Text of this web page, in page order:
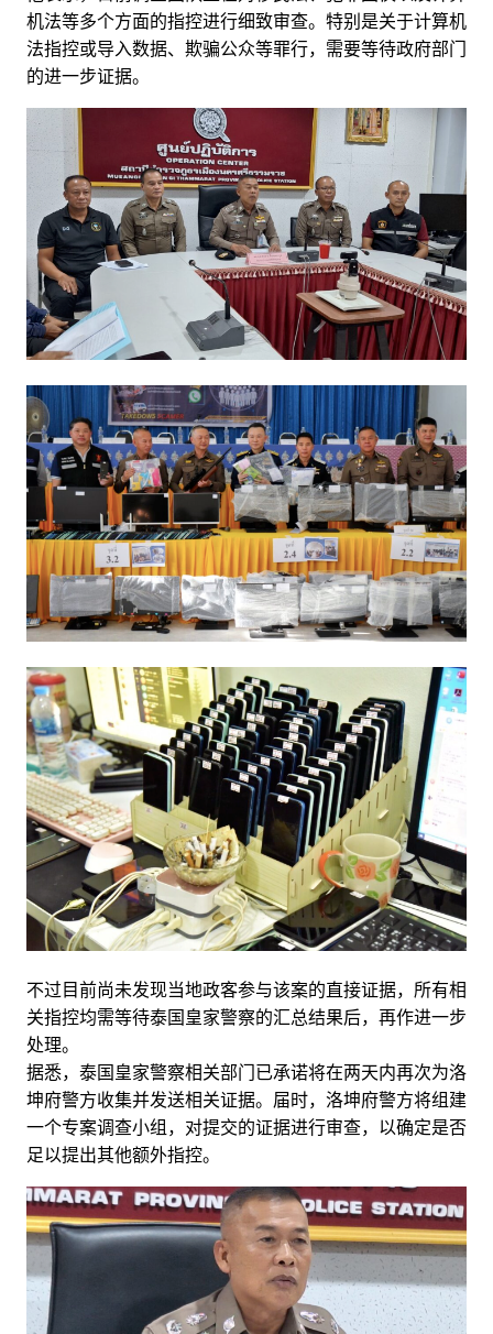
机法等多个方面的指控进行细致审查。 特别是关于计算机
法指控或导入数据、欺骗公众等罪行，需要等待政府部门
的进一步证据。
不过目前尚未发现当地政客参与该案的直接证据，所有相
关指控均需等待泰国皇家警察的汇总结果后，再作进一步
处理。
据悉，泰国皇家警察相关部门已承诺将在两天内再次为洛
坤府警方收集并发送相关证据。届时，洛坤府警方将组建
一个专案调查小组，对提交的证据进行审查，以确定是否
足以提出其他额外指控。